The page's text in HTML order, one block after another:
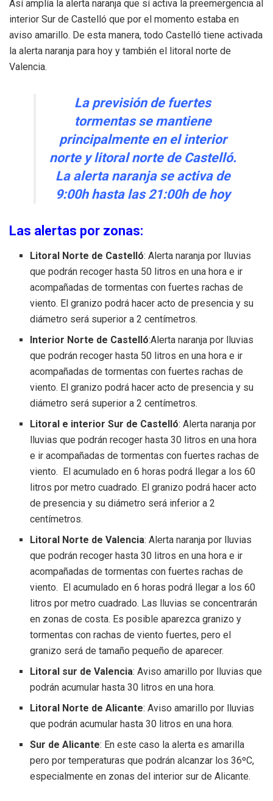
Así amplía la alerta naranja que sí activa la preemergencia al
interior Sur de Castelló que por el momento estaba en
aviso amarillo. De esta manera, todo Castelló tiene activada
la alerta naranja para hoy y también el litoral norte de
Valencia.
La previsión de fuertes
tormentas se mantiene
principalmente en el interior
norte y litoral norte de Castelló.
La alerta naranja se activa de
9:00h hasta las 21:00h de hoy
Las alertas por zonas:
Litoral Norte de Castelló: Alerta naranja por lluvias
que podrán recoger hasta 50 litros en una hora e ir
acompañadas de tormentas con fuertes rachas de
viento. El granizo podrá hacer acto de presencia y su
diámetro será superior a 2 centímetros.
Interior Norte de Castelló:Alerta naranja por lluvias
que podrán recoger hasta 50 litros en una hora e ir
acompañadas de tormentas con fuertes rachas de
viento. El granizo podrá hacer acto de presencia y su
diámetro será superior a 2 centímetros.
Litoral e interior Sur de Castelló: Alerta naranja por
lluvias que podrán recoger hasta 30 litros en una hora
e ir acompañadas de tormentas con fuertes rachas de
viento. El acumulado en 6 horas podrá llegar a los 60
litros por metro cuadrado. El granizo podrá hacer acto
de presencia y su diámetro será inferior a 2
centímetros.
Litoral Norte de Valencia: Alerta naranja por lluvias
que podrán recoger hasta 30 litros en una hora e ir
acompañadas de tormentas con fuertes rachas de
viento. El acumulado en 6 horas podrá llegar a los 60
litros por metro cuadrado. Las lluvias se concentrarán
en zonas de costa. Es posible aparezca granizo y
tormentas con rachas de viento fuertes, pero el
granizo será de tamaño pequeño de aparecer.
Litoral sur de Valencia: Aviso amarillo por lluvias que
podrán acumular hasta 30 litros en una hora.
Litoral Norte de Alicante: Aviso amarillo por lluvias
que podrán acumular hasta 30 litros en una hora.
Sur de Alicante: En este caso la alerta es amarilla
pero por temperaturas que podrán alcanzar los 36ºC,
especialmente en zonas del interior sur de Alicante.